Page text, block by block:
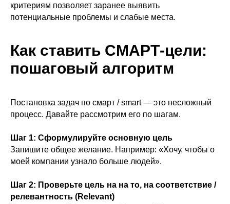
критериям позволяет заранее выявить
потенциальные проблемы и слабые места.
Как ставить СМАРТ-цели:
пошаговый алгоритм
Постановка задач по смарт / smart — это несложный
процесс. Давайте рассмотрим его по шагам.
Шаг 1: Сформулируйте основную цель
Запишите общее желание. Например: «Хочу, чтобы о
моей компании узнало больше людей».
Шаг 2: Проверьте цель на на то, на соответствие /
релевантность (Relevant)